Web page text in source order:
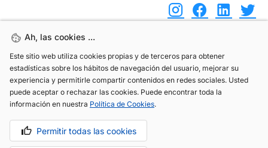
Ah, las cookies ...
Este sitio web utiliza cookies propias y de terceros para obtener
estadísticas sobre los hábitos de navegación del usuario, mejorar su
experiencia y permitirle compartir contenidos en redes sociales. Usted
puede aceptar o rechazar las cookies. Puede encontrar toda la
información en nuestra Política de Cookies.
Permitir todas las cookies
Ah, las cookies ...
Este sitio web utiliza cookies propias y de terceros para obtener
estadísticas sobre los hábitos de navegación del usuario, mejorar su
experiencia y permitirle compartir contenidos en redes sociales. Usted
puede aceptar o rechazar las cookies. Puede encontrar toda la
información en nuestra Política de Cookies.
Permitir todas las cookies
(+34) 744 408 070
info@motoreto.com
Aviso legal Política de cookies